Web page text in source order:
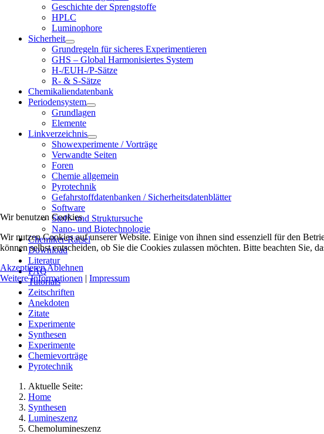
Geschichte der Sprengstoffe
HPLC
Luminophore
Sicherheit
Grundregeln für sicheres Experimentieren
GHS – Global Harmonisiertes System
H-/EUH-/P-Sätze
R- & S-Sätze
Chemikaliendatenbank
Periodensystem
Grundlagen
Elemente
Linkverzeichnis
Showexperimente / Vorträge
Verwandte Seiten
Foren
Chemie allgemein
Pyrotechnik
Gefahrstoffdatenbanken / Sicherheitsdatenblätter
Software
Stoff- und Struktursuche
Nano- und Biotechnologie
Chemiker-Rätsel
Download
Literatur
FAQ
Tutorials
Zeitschriften
Anekdoten
Zitate
Experimente
Synthesen
Experimente
Chemievorträge
Pyrotechnik
Aktuelle Seite:
Home
Synthesen
Lumineszenz
Chemolumineszenz
Wir benutzen Cookies
Wir nutzen Cookies auf unserer Website. Einige von ihnen sind essenziell für den
können selbst entscheiden, ob Sie die Cookies zulassen möchten. Bitte beachten
AkzeptierenAblehnen
Weitere Informationen | Impressum